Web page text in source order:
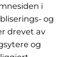
i
og
drevet av
og